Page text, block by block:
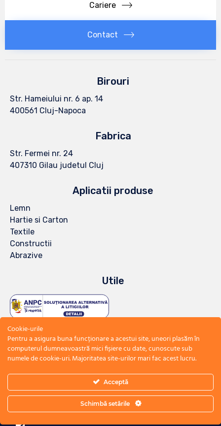
Cariere
Contact
Birouri
Str. Hameiului nr. 6 ap. 14
400561 Cluj-Napoca
Fabrica
Str. Fermei nr. 24
407310 Gilau judetul Cluj
Aplicatii produse
Lemn
Hartie si Carton
Textile
Constructii
Abrazive
Utile
© 2023Glue Chim∙Politica de confidentialitate∙Politica de utilizare
Termeni si conditii∙GDPR Dashboard
Cookie-urile
Pentru a asigura buna funcționare a acestui site, uneori plasăm în
computerul dumneavoastră mici fișiere cu date, cunoscute sub
numele de cookie-uri. Majoritatea site-urilor mari fac acest lucru.
Acceptă
Schimbă setările